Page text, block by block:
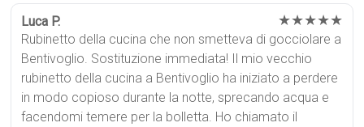
Luca P. ★★★★★
Rubinetto della cucina che non smetteva di gocciolare a
Bentivoglio. Sostituzione immediata! Il mio vecchio
rubinetto della cucina a Bentivoglio ha iniziato a perdere
in modo copioso durante la notte, sprecando acqua e
facendomi temere per la bolletta. Ho chiamato il